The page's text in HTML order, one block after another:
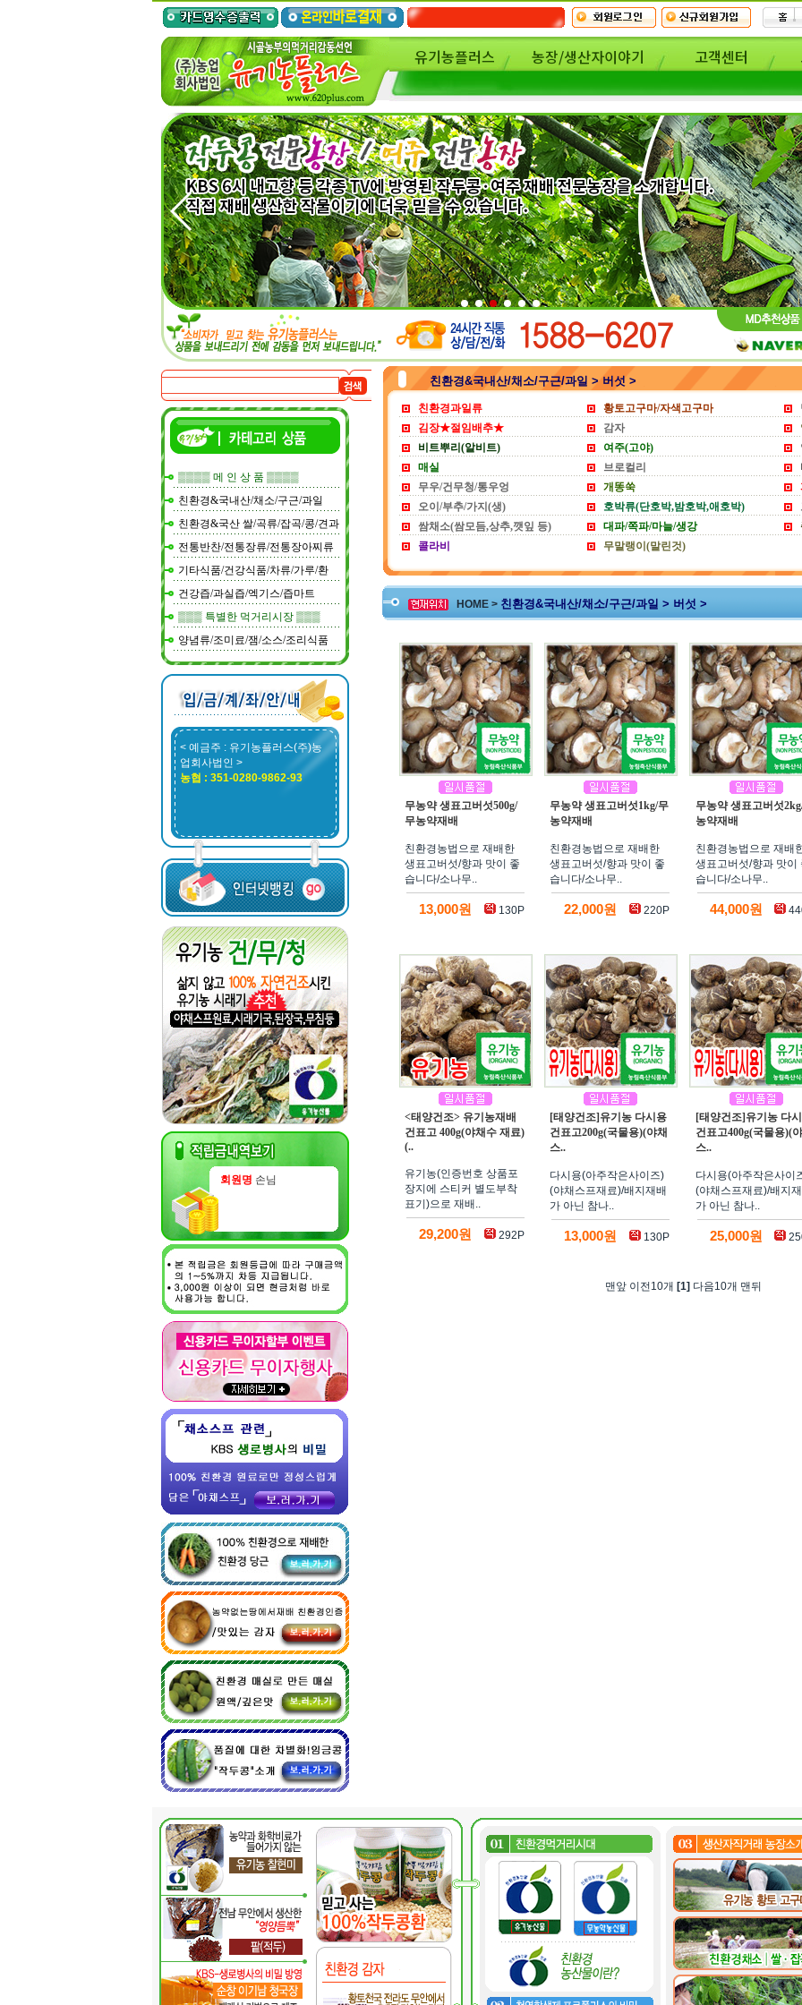
유기농플러스 농장/생산자이야기 고객센터
▒▒▒▒ 메 인 상 품 ▒▒▒▒
친환경&국내산/채소/구근/과일
친환경&국산 쌀/곡류/잡곡/콩/견과
전통반찬/전통장류/전통장아찌류
기타식품/건강식품/차류/가루/환
건강즙/과실즙/엑기스/즙마트
▒▒▒ 특별한 먹거리시장 ▒▒▒
양념류/조미료/잼/소스/조리식품
< 예금주 : 유기농플러스(주)농
업회사법인 >
농협 : 351-0280-9862-93
회원명 손님
친환경&국내산/채소/구근/과일 > 버섯 >
친환경과일류 황토고구마/자색고구마
김장★절임배추★
감자
비트뿌리(알비트)
여주(고야)
매실
브로컬리
무우/건무청/통우엉
개똥쑥
오이/부추/가지(생)
호박류(단호박,밤호박,애호박)
쌈채소(쌈모듬,상추,깻잎 등)
대파/쪽파/마늘/생강
콜라비
무말랭이(말린것)
HOME > 친환경&국내산/채소/구근/과일 > 버섯 >
무농약 생표고버섯500g/
무농약재배
친환경농법으로 재배한
생표고버섯/향과 맛이 좋
습니다/소나무..
13,000원 130P
무농약 생표고버섯1kg/무
농약재배
친환경농법으로 재배한
생표고버섯/향과 맛이 좋
습니다/소나무..
22,000원 220P
무농약 생표고버섯
농약재배
친환경농법으로 재배
생표고버섯/향과 맛이
습니다/소나무..
44,000원
<태양건조> 유기농재배
건표고 400g(야채수 재료)
(..
유기농(인증번호 상품포
장지에 스티커 별도부착
표기)으로 재배..
29,200원 292P
[태양건조]유기농 다시용
건표고200g(국물용)(야채
스..
다시용(아주작은사이즈)
(야채스프재료)/배지재배
가 아닌 참나..
13,000원 130P
[태양건조]유기농 다
건표고400g(국물용)(
스..
다시용(아주작은사이
(야채스프재료)/배지
가 아닌 참나..
25,000원
맨앞 이전10개 [1] 다음10개 맨뒤